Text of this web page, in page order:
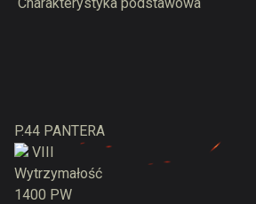
P.44 PANTERA
VIII
Wytrzymałość
1400 PW